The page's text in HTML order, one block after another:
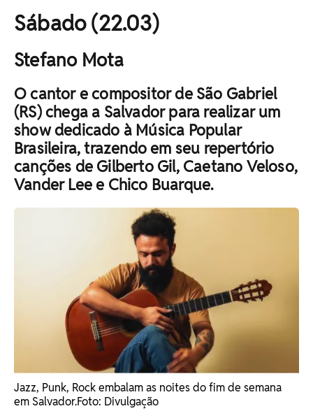
Sábado (22.03)
Stefano Mota
O cantor e compositor de São Gabriel
(RS) chega a Salvador para realizar um
show dedicado à Música Popular
Brasileira, trazendo em seu repertório
canções de Gilberto Gil, Caetano Veloso,
Vander Lee e Chico Buarque.
Jazz, Punk, Rock embalam as noites do fim de semana
em Salvador. ​Foto: Divulgação